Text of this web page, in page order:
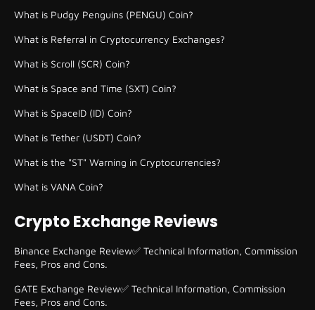
What is Pudgy Penguins (PENGU) Coin?
What is Referral in Cryptocurrency Exchanges?
What is Scroll (SCR) Coin?
What is Space and Time (SXT) Coin?
What is SpaceID (ID) Coin?
What is Tether (USDT) Coin?
What is the "ST" Warning in Cryptocurrencies?
What is VANA Coin?
Crypto Exchange Reviews
Binance Exchange Review✅ Technical Information, Commission
Fees, Pros and Cons.
GATE Exchange Review✅ Technical Information, Commission
Fees, Pros and Cons.